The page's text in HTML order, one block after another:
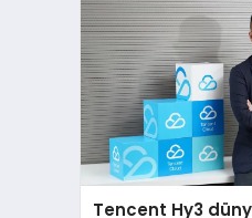
Tencent Hy3